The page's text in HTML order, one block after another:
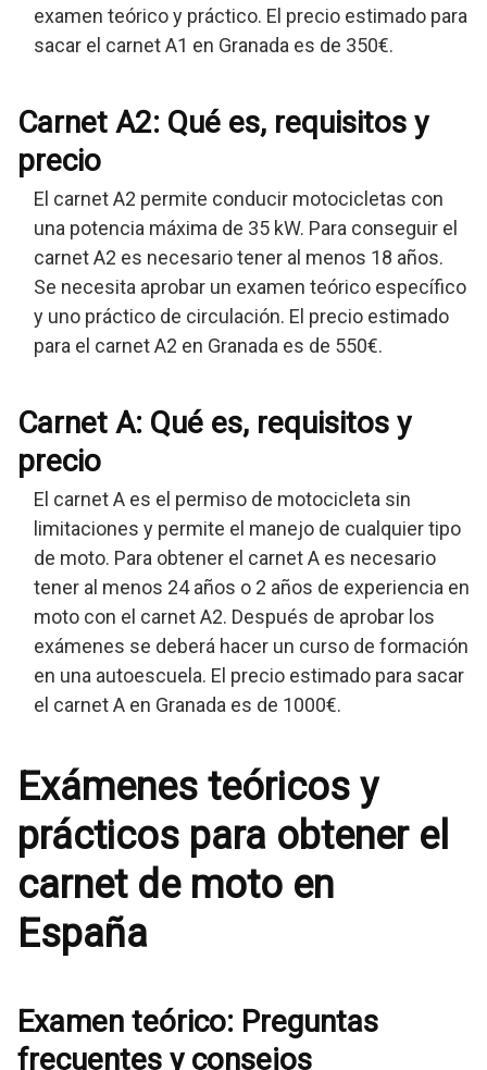
examen teórico y práctico. El precio estimado para
sacar el carnet A1 en Granada es de 350€.
Carnet A2: Qué es, requisitos y
precio
El carnet A2 permite conducir motocicletas con
una potencia máxima de 35 kW. Para conseguir el
carnet A2 es necesario tener al menos 18 años.
Se necesita aprobar un examen teórico específico
y uno práctico de circulación. El precio estimado
para el carnet A2 en Granada es de 550€.
Carnet A: Qué es, requisitos y
precio
El carnet A es el permiso de motocicleta sin
limitaciones y permite el manejo de cualquier tipo
de moto. Para obtener el carnet A es necesario
tener al menos 24 años o 2 años de experiencia en
moto con el carnet A2. Después de aprobar los
exámenes se deberá hacer un curso de formación
en una autoescuela. El precio estimado para sacar
el carnet A en Granada es de 1000€.
Exámenes teóricos y
prácticos para obtener el
carnet de moto en
España
Examen teórico: Preguntas
frecuentes y consejos